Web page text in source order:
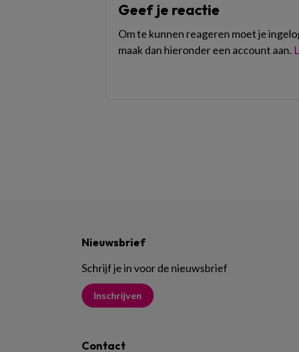
Geef je reactie
Om te kunnen reageren moet je
maak dan hieronder een account aan.
Nieuwsbrief
Schrijf je in voor de nieuwsbrief
Inschrijven
Contact